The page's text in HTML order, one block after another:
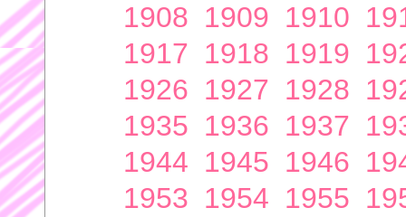
1908 1909 1910
1917 1918 1919
1926 1927 1928
1935 1936 1937
1944 1945 1946
1953 1954 1955